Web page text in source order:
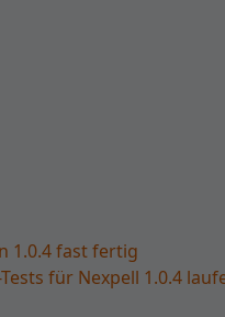
1.0.4 fast fertig
für Nexpell 1.0.4